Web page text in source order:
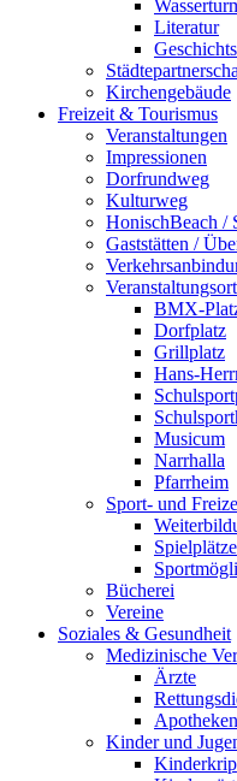
Literatur
Kirchengebäude
Freizeit & Tourismus
Veranstaltungen
Impressionen
Dorfrundweg
Kulturweg
HonischBeach /
Gaststätten /
BMX-
Dorfplatz
Grillplatz
Hans-
Musicum
Narrhalla
Pfarrheim
Sport- und
Spielplätze
Bücherei
Vereine
Soziales & Gesundheit
Medizinische
Ärzte
Kinder und